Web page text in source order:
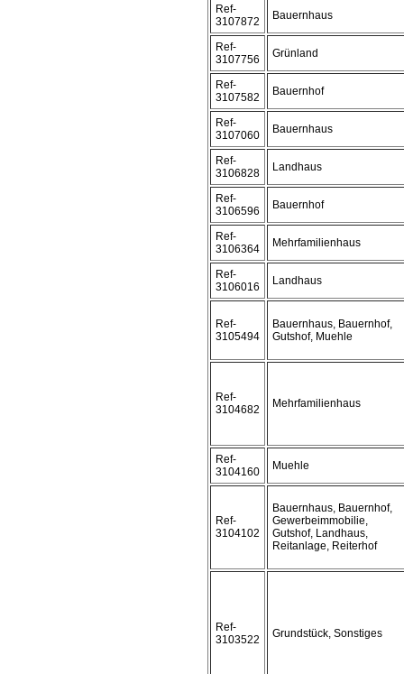
Ref-
3107872
Bauernhaus
Ref-
3107756
Grünland
Ref-
3107582
Bauernhof
Ref-
3107060
Bauernhaus
Ref-
3106828
Landhaus
Ref-
3106596
Bauernhof
Ref-
3106364
Mehrfamilienhaus
Ref-
3106016
Landhaus
Ref-
3105494
Bauernhaus, Bauernhof,
Gutshof, Muehle
Ref-
3104682
Mehrfamilienhaus
Ref-
3104160
Muehle
Ref-
3104102
Bauernhaus, Bauernhof,
Gewerbeimmobilie,
Gutshof, Landhaus,
Reitanlage, Reiterhof
Ref-
3103522
Grundstück, Sonstiges